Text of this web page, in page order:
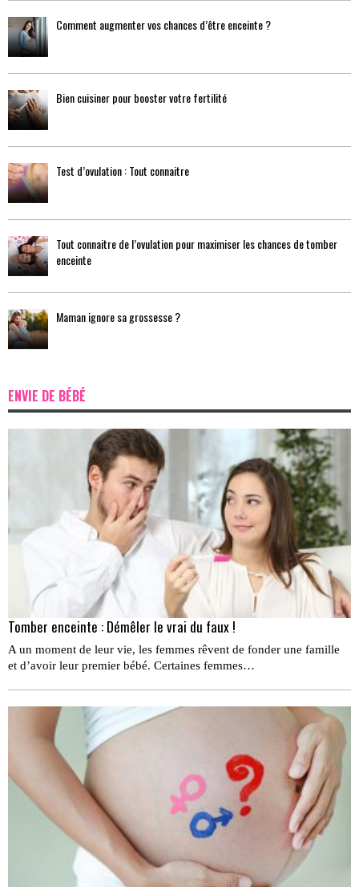
Comment augmenter vos chances d’être enceinte ?
Bien cuisiner pour booster votre fertilité
Test d’ovulation : Tout connaitre
Tout connaitre de l’ovulation pour maximiser les chances de tomber
enceinte
Maman ignore sa grossesse ?
ENVIE DE BÉBÉ
Tomber enceinte : Démêler le vrai du faux !
A un moment de leur vie, les femmes rêvent de fonder une famille
et d’avoir leur premier bébé. Certaines femmes…